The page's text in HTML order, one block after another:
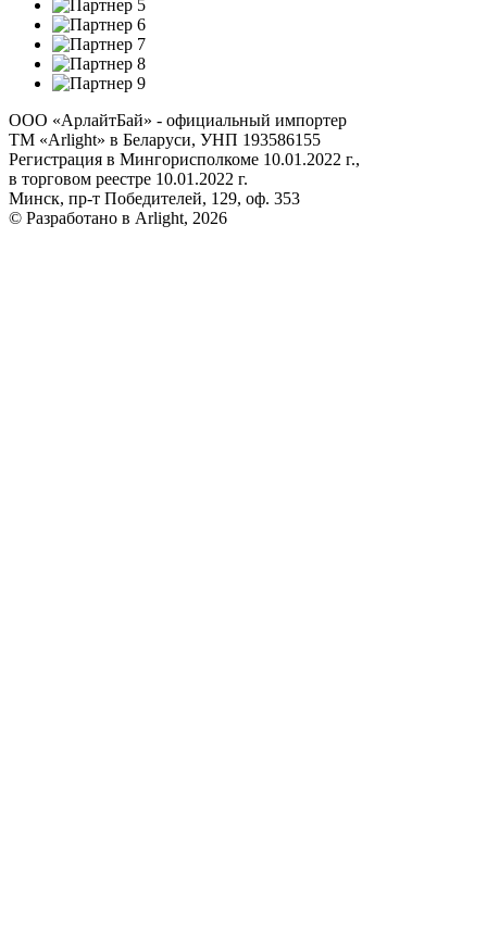
ООО «АрлайтБай» - официальный импортер
ТМ «Arlight» в Беларуси, УНП 193586155
Регистрация в Мингорисполкоме 10.01.2022 г.,
в торговом реестре 10.01.2022 г.
Минск, пр-т Победителей, 129, оф. 353
© Разработано в Arlight, 2026